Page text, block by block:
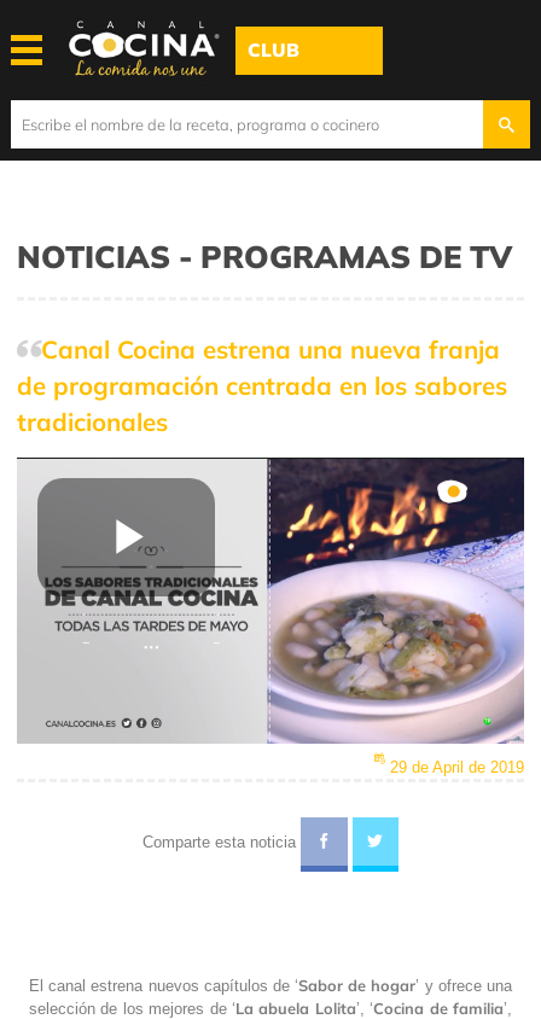
CLUB
NOTICIAS - PROGRAMAS DE TV
Canal Cocina estrena una nueva franja
de programación centrada en los sabores
tradicionales
Play
Video
29 de April de 2019
Comparte esta noticia
El canal estrena nuevos capítulos de ‘Sabor de hogar’ y ofrece una
selección de los mejores de ‘La abuela Lolita’, ‘Cocina de familia’,